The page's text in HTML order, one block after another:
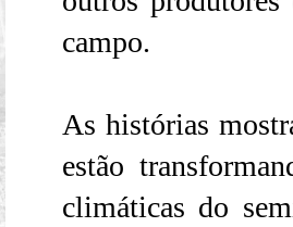
campo.
As histórias
estão
climáticas do